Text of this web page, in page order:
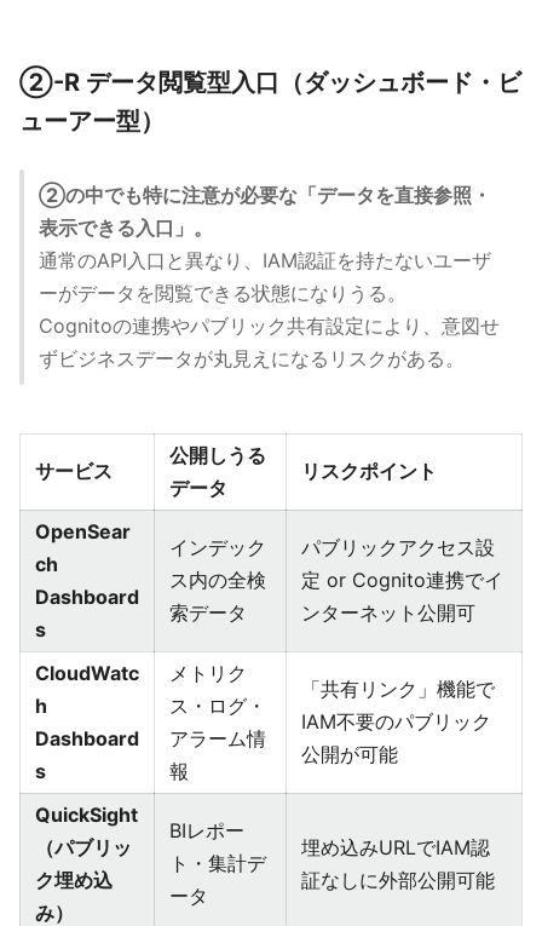
②-R データ閲覧型入口（ダッシュボード・ビ
ューアー型）
②の中でも特に注意が必要な「データを直接参照・
表示できる入口」。
通常のAPI入口と異なり、IAM認証を持たないユーザ
ーがデータを閲覧できる状態になりうる。
Cognitoの連携やパブリック共有設定により、意図せ
ずビジネスデータが丸見えになるリスクがある。
サービス
公開しうる
データ
リスクポイント
OpenSear
ch
Dashboard
s
インデック
ス内の全検
索データ
パブリックアクセス設
定 or Cognito連携でイ
ンターネット公開可
CloudWatc
h
Dashboard
s
メトリク
ス・ログ・
アラーム情
報
「共有リンク」機能で
IAM不要のパブリック
公開が可能
QuickSight
（パブリッ
ク埋め込
み）
BIレポー
ト・集計デ
ータ
埋め込みURLでIAM認
証なしに外部公開可能